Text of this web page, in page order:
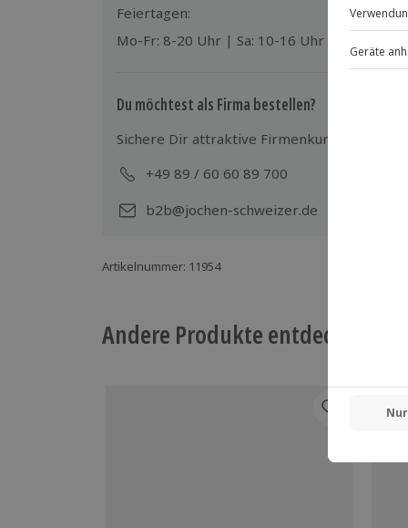
Feiertagen:
Mo-Fr: 8-20 Uhr | Sa: 10-16 Uhr
Du möchtest als Firma bestellen?
Sichere Dir attraktive Firmenkunden Vorteile.
+49 89 / 60 60 89 700
b2b@jochen-schweizer.de
Artikelnummer: 11954
Andere Produkte entdecken